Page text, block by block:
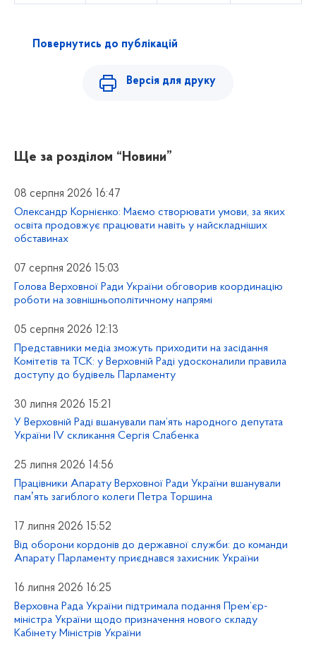
Повернутись до публікацій
Версія для друку
Ще за розділом “Новини”
08 серпня 2026 16:47
Олександр Корнієнко: Маємо створювати умови, за яких
освіта продовжує працювати навіть у найскладніших
обставинах
07 серпня 2026 15:03
Голова Верховної Ради України обговорив координацію
роботи на зовнішньополітичному напрямі
05 серпня 2026 12:13
Представники медіа зможуть приходити на засідання
Комітетів та ТСК: у Верховній Раді удосконалили правила
доступу до будівель Парламенту
30 липня 2026 15:21
У Верховній Раді вшанували пам’ять народного депутата
України IV скликання Сергія Слабенка
25 липня 2026 14:56
Працівники Апарату Верховної Ради України вшанували
памʼять загиблого колеги Петра Торшина
17 липня 2026 15:52
Від оборони кордонів до державної служби: до команди
Апарату Парламенту приєднався захисник України
16 липня 2026 16:25
Верховна Рада України підтримала подання Прем’єр-
міністра України щодо призначення нового складу
Кабінету Міністрів України